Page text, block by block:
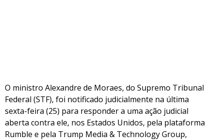
O ministro Alexandre de Moraes, do Supremo Tribunal
Federal (STF), foi notificado judicialmente na última
sexta-feira (25) para responder a uma ação judicial
aberta contra ele, nos Estados Unidos, pela plataforma
Rumble e pela Trump Media & Technology Group,